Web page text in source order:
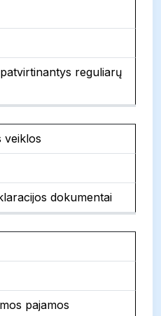
reguliarų
veiklos
dokumentai
pajamos